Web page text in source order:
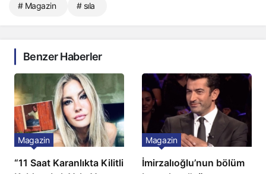
# Magazin # sıla
Benzer Haberler
“11 Saat Karanlıkta Kilitli
Magazin
İmirzalıoğlu’nun bölüm
Magazin